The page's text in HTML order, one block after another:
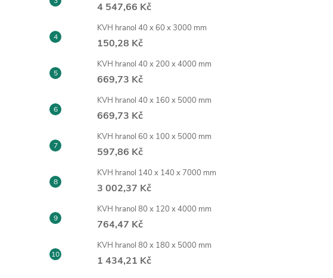
4 547,66 Kč
KVH hranol 40 x 60 x 3000 mm
150,28 Kč
KVH hranol 40 x 200 x 4000 mm
669,73 Kč
KVH hranol 40 x 160 x 5000 mm
669,73 Kč
KVH hranol 60 x 100 x 5000 mm
597,86 Kč
KVH hranol 140 x 140 x 7000 mm
3 002,37 Kč
KVH hranol 80 x 120 x 4000 mm
764,47 Kč
KVH hranol 80 x 180 x 5000 mm
1 434,21 Kč